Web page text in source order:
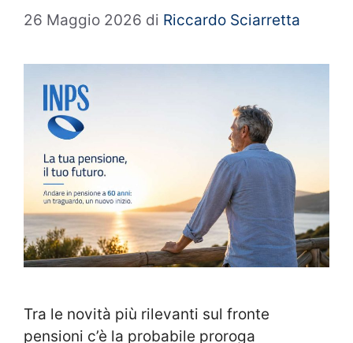
26 Maggio 2026 di Riccardo Sciarretta
Tra le novità più rilevanti sul fronte
pensioni c’è la probabile proroga